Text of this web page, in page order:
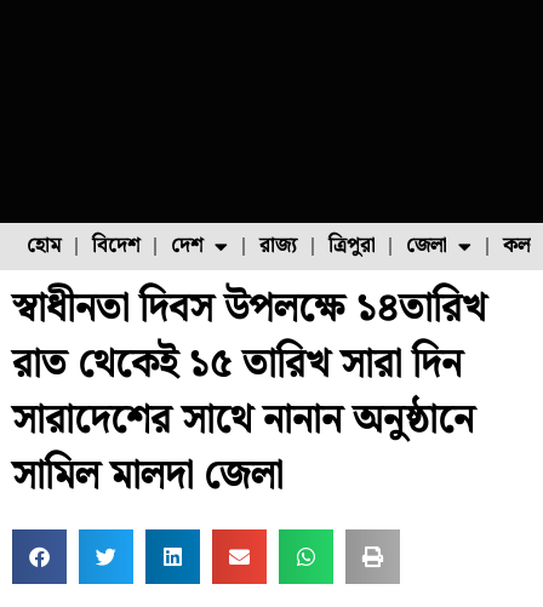
হোম বিদেশ দেশ
ফুল চাষ ফল চাষ মাছ চাষ পোল্ট্রি চাষ
রাজ্য ত্রিপুরা জেলা
উত্তর ২৪ পরগনা
স্বাধীনতা দিবস উপলক্ষে ১৪তারিখ
রাত থেকেই ১৫ তারিখ সারা দিন
সারাদেশের সাথে নানান অনুষ্ঠানে
সামিল মালদা জেলা